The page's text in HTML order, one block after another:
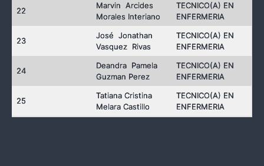
22
Marvin Arcides
Morales Interiano
TECNICO(A) EN
ENFERMERIA
23
José Jonathan
Vasquez Rivas
TECNICO(A) EN
ENFERMERIA
24
Deandra Pamela
Guzman Perez
TECNICO(A) EN
ENFERMERIA
25
Tatiana Cristina
Melara Castillo
TECNICO(A) EN
ENFERMERIA